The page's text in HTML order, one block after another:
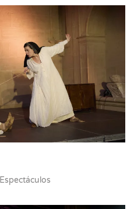
Espectáculos